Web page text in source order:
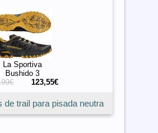
La Sportiva
Bushido 3
123,55€
de trail para pisada neutra